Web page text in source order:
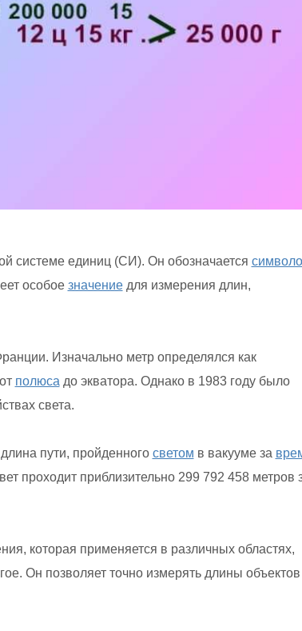
системе единиц (СИ). Он обозначается
особое значениедля измерения длин,
Изначально метр определялся как
полюса до экватора. Однако в 1983 году было
света.
пути, пройденного светом в вакууме за
проходит приблизительно 299 792 458 метров
которая применяется в различных областях,
Он позволяет точно измерять длины